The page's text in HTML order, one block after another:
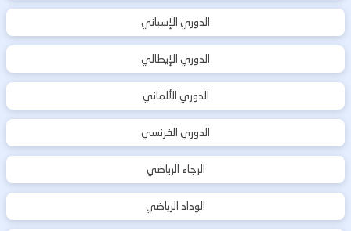
الدوري الإسباني
الدوري الإيطالي
الدوري الألماني
الدوري الفرنسي
الرجاء الرياضي
الوداد الرياضي